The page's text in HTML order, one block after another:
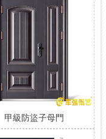
甲級防盜子母門